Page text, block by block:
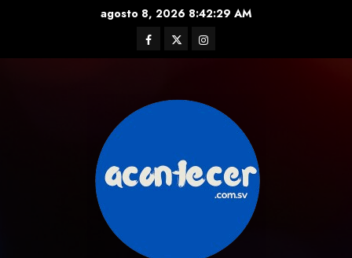
agosto 8, 2026 8:42:29 AM
Facebook
TwitterInstagram